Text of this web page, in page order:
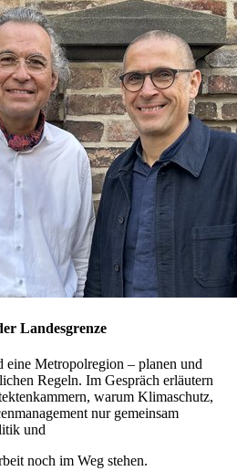
Landesgrenze
Metropolregion – planen und
Regeln. Im Gespräch erläutern
warum Klimaschutz,
nur gemeinsam
und
noch im Weg stehen.